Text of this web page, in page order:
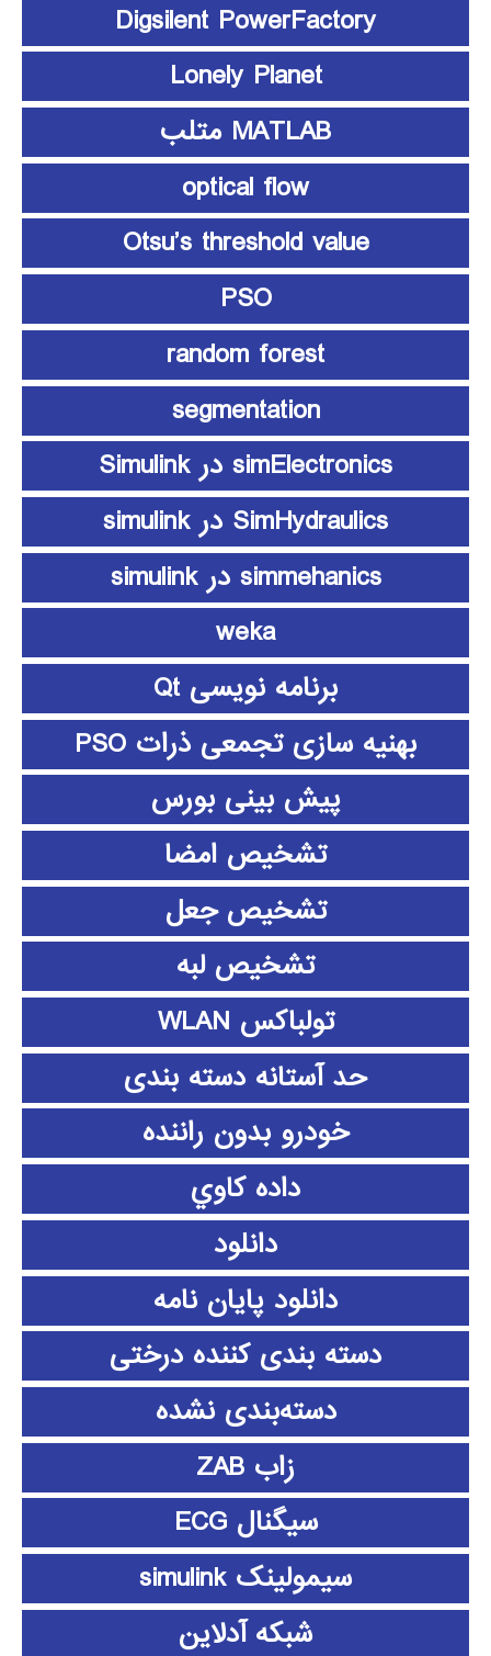
Digsilent PowerFactory
Lonely Planet
MATLAB متلب
optical flow
Otsu’s threshold value
PSO
random forest
segmentation
simElectronics در Simulink
SimHydraulics در simulink
simmehanics در simulink
weka
برنامه نویسی Qt
بهنیه سازی تجمعی ذرات PSO
پیش بینی بورس
تشخیص امضا
تشخیص جعل
تشخیص لبه
تولباکس WLAN
حد آستانه دسته بندی
خودرو بدون راننده
داده كاوي
دانلود
دانلود پايان نامه
دسته بندی کننده درختی
دسته‌بندی نشده
زاب ZAB
سیگنال ECG
سیمولینک simulink
شبکه آدلاین